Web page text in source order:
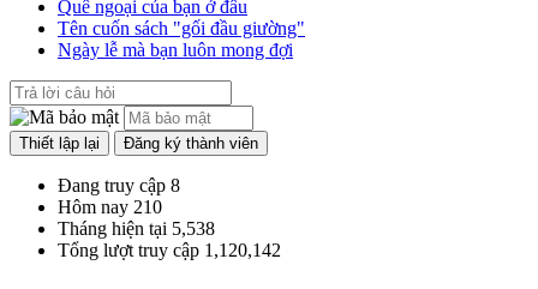
Quê ngoại của bạn ở đâu
Tên cuốn sách "gối đầu giường"
Ngày lễ mà bạn luôn mong đợi
Đang truy cập 8
Hôm nay 210
Tháng hiện tại 5,538
Tổng lượt truy cập 1,120,142